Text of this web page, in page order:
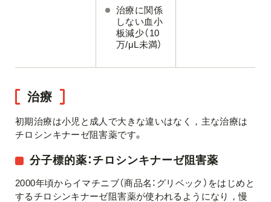
治療に関係
しない血小
板減少（10
万/μL未満）
治療
初期治療は小児と成人で大きな違いはなく，主な治療は
チロシンキナーゼ阻害薬です。
分子標的薬：チロシンキナーゼ阻害薬
2000年頃からイマチニブ（商品名：グリベック）をはじめと
するチロシンキナーゼ阻害薬が使われるようになり，慢